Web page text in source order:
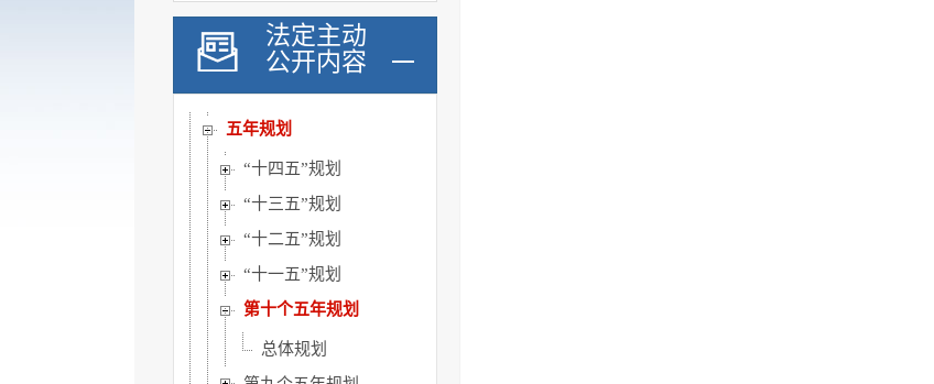
法定主动
公开内容
会议公开
决策公开
五年规划
“十四五”规划
“十三五”规划
“十二五”规划
“十一五”规划
第十个五年规划
总体规划